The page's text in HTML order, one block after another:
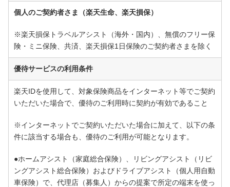
個人のご契約者さま（楽天生命、楽天損保）
※楽天損保トラベルアシスト（海外・国内）、無償のフリー保
険・ミニ保険、共済、楽天損保1日保険のご契約者さまを除く
優待サービスの利用条件
楽天IDを使用して、対象保険商品をインターネット等でご契約
いただいた場合で、優待のご利用時に契約が有効であること
※インターネットでご契約いただいた場合に加えて、以下の条
件に該当する場合も、優待のご利用が可能となります。
●ホームアシスト（家庭総合保険）、リビングアシスト（リビ
ングアシスト総合保険）およびドライブアシスト（個人用自動
車保険）で、代理店（募集人）からの提案で所定の端末を使っ